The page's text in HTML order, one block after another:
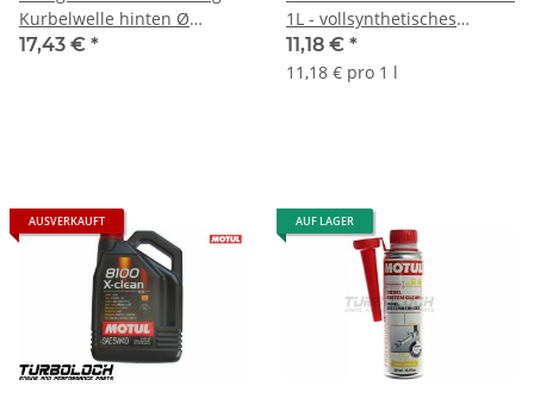
Kurbelwelle hinten Ø
90/110mm - BMW
17,43 € *
1L - vollsynthetisches
Motoröl - BMW MB Porsche
VW (102786)
11,18 € *
11,18 € pro 1 l
AUSVERKAUFT AUF LAGER